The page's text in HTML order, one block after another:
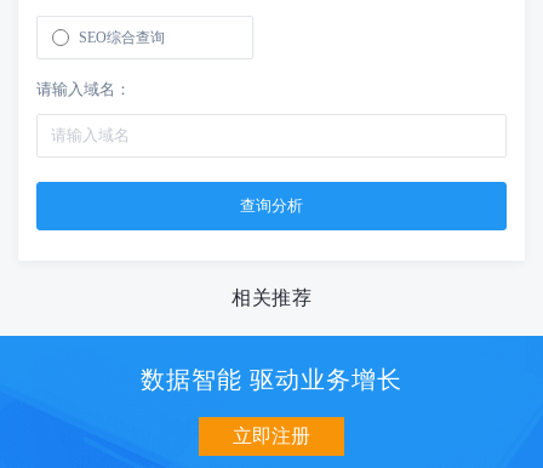
SEO综合查询
请输入域名：
相关推荐
数据智能 驱动业务增长
立即注册